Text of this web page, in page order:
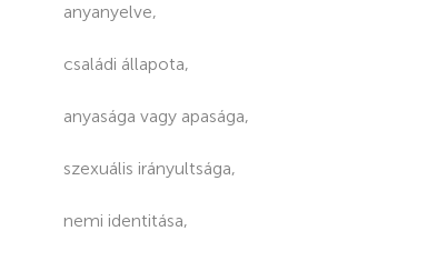
anyanyelve,
családi állapota,
anyasága vagy apasága,
szexuális irányultsága,
nemi identitása,